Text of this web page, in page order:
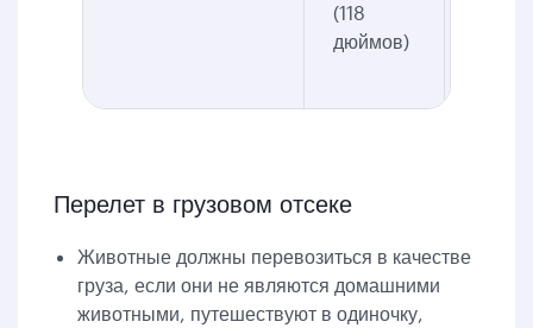
(118
дюймов)
Перелет в грузовом отсеке
Животные должны перевозиться в качестве
груза, если они не являются домашними
животными, путешествуют в одиночку,